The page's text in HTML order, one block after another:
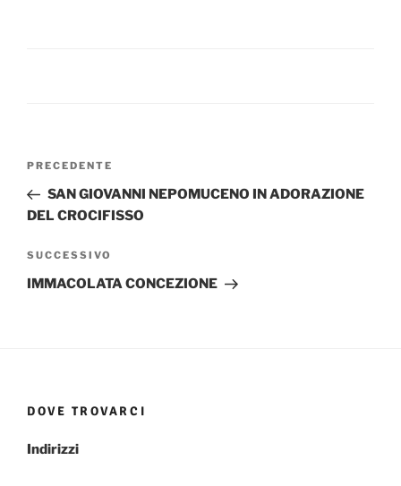
Navigazione
Articolo
precedente:
PRECEDENTE
SAN GIOVANNI NEPOMUCENO IN ADORAZIONE
DEL CROCIFISSO
Articolo
successivo
SUCCESSIVO
IMMACOLATA CONCEZIONE
DOVE TROVARCI
Indirizzi